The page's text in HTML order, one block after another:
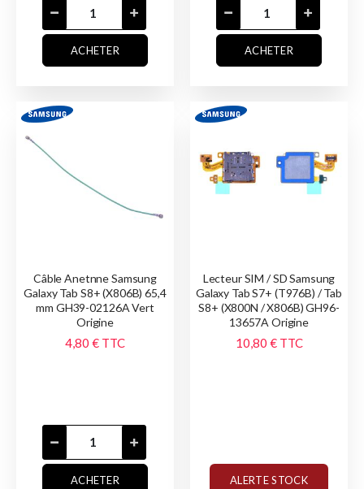
ACHETER ACHETER
Câble Anetnne Samsung
Galaxy Tab S8+ (X806B) 65,4
mm GH39-02126A Vert
Origine
4,80 € TTC
ACHETER
Lecteur SIM / SD Samsung
Galaxy Tab S7+ (T976B) / Tab
S8+ (X800N / X806B) GH96-
13657A Origine
10,80 € TTC
ALERTE STOCK